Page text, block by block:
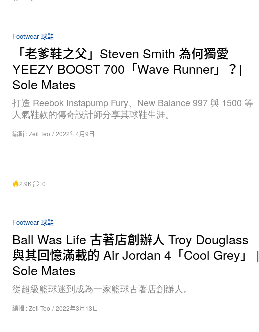
Footwear 球鞋
「老爹鞋之父」Steven Smith 為何獨愛
YEEZY BOOST 700「Wave Runner」？|
Sole Mates
打造 Reebok Instapump Fury、New Balance 997 與 1500 等
人氣鞋款的傳奇設計師分享其球鞋生涯。
編輯 :Zeil Teo / 2022年4月9日
2.9K 0
Footwear 球鞋
Ball Was Life 古著店創辦人 Troy Douglass
與其回憶滿載的 Air Jordan 4「Cool Grey」 |
Sole Mates
從超級籃球迷到成為一家籃球古著店創辦人。
編輯 :Zeil Teo / 2022年3月13日